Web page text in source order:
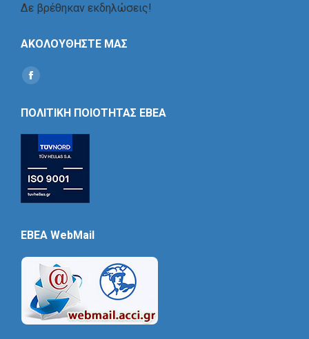
Δε βρέθηκαν εκδηλώσεις!
ΑΚΟΛΟΥΘΗΣΤΕ ΜΑΣ
Find us on:
Social
ΠΟΛΙΤΙΚΗ ΠΟΙΟΤΗΤΑΣ ΕΒΕΑ
EBEA WebMail